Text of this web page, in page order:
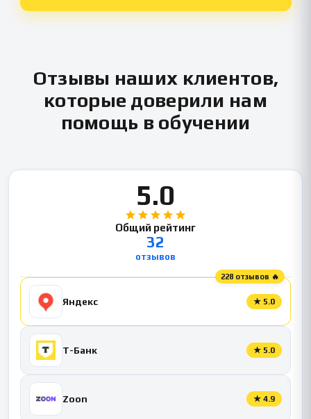
Отзывы наших клиентов,
которые доверили нам
помощь в обучении
5.0
Общий рейтинг
32
отзывов
228 отзывов 🔥
Яндекс ★ 5.0
Т-Банк ★ 5.0
Zoon ★ 4.9